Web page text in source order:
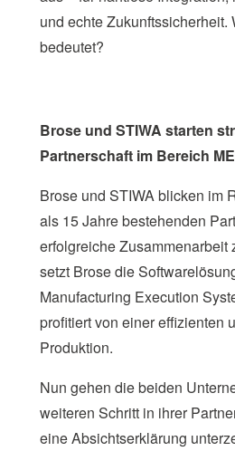
und echte Zukunftssicherheit.
bedeutet?
Brose und STIWA starten
Partnerschaft im Bereich
Brose und STIWA blicken im
als 15 Jahre bestehenden
erfolgreiche Zusammenarbeit
setzt Brose die
Manufacturing Execution
profitiert von einer effizienten
Produktion.
Nun gehen die beiden
weiteren Schritt in ihrer
eine Absichtserklärung